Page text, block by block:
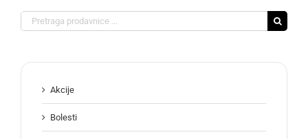
Search
for:
Akcije
Bolesti